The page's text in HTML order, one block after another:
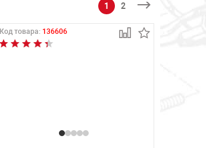
1 2
Код товара: 136606